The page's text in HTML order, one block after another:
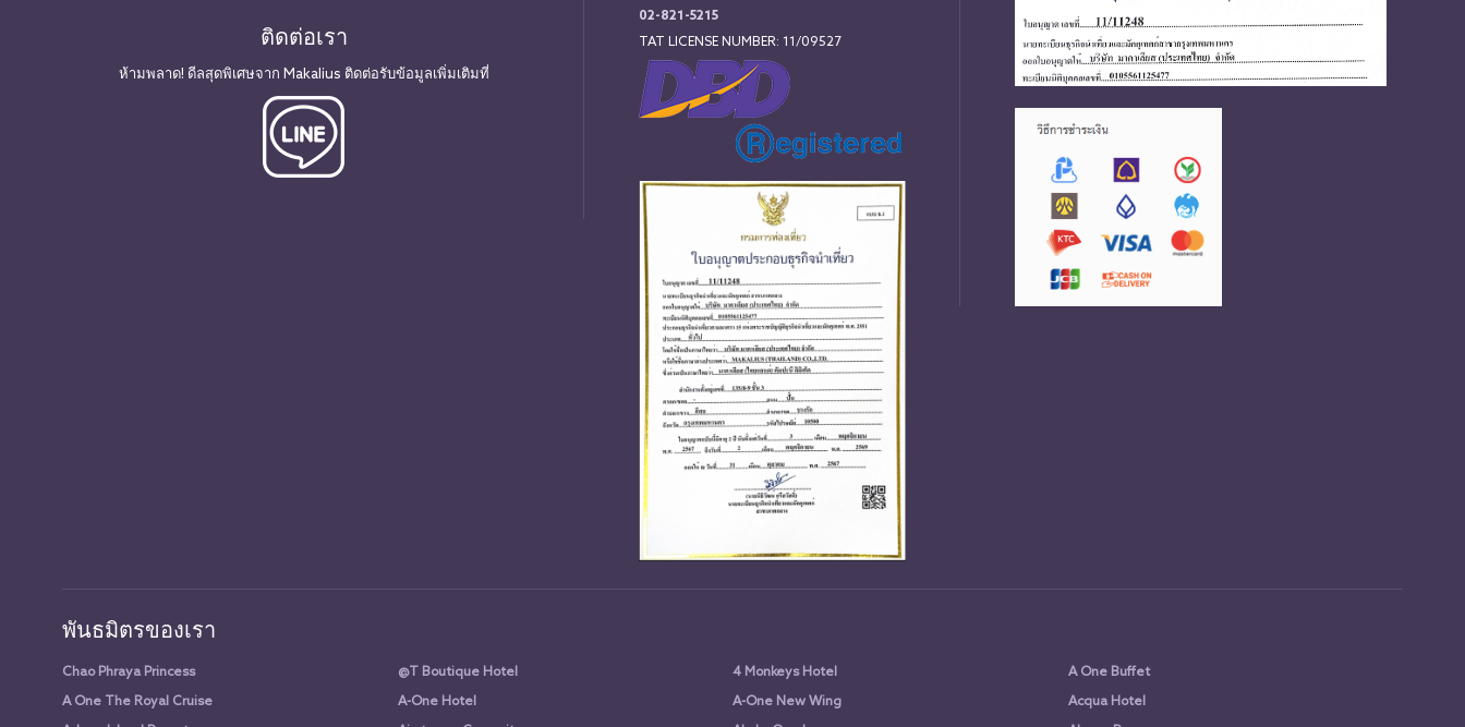
ติดต่อเรา
ห้ามพลาด! ดีลสุดพิเศษจาก Makalius ติดต่อรับข้อมูลเพิ่มเติมที่
02-821-5215
TAT LICENSE NUMBER: 11/09527
พันธมิตรของเรา
Chao Phraya Princess @T Boutique Hotel 4 Monkeys Hotel
A One Buffet
A One The Royal Cruise
A-One Hotel A-One New Wing
Acqua Hotel